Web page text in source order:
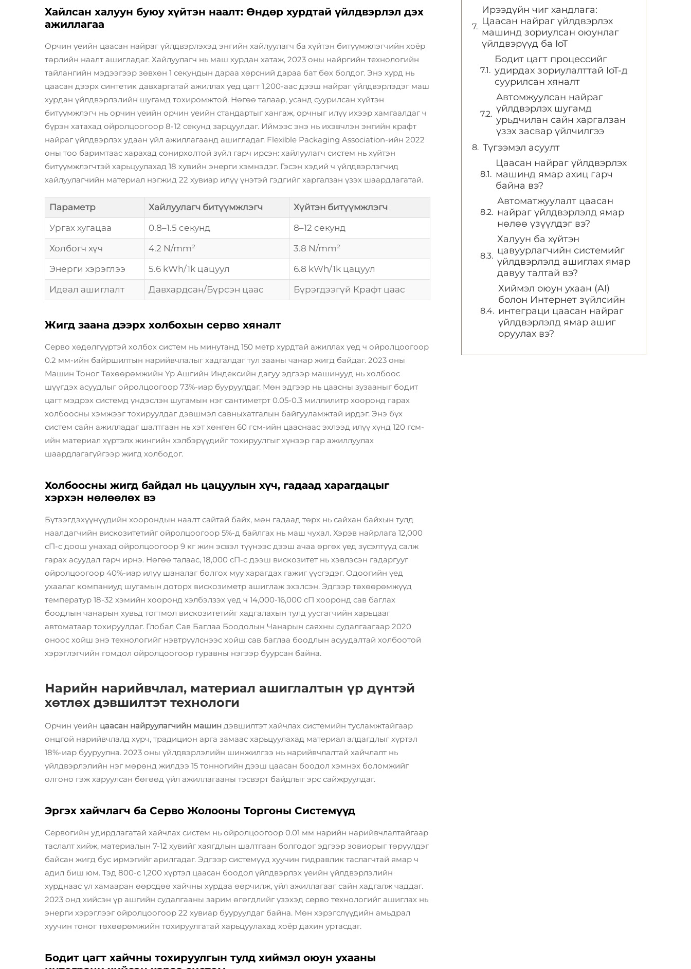
Хайлсан халуун буюу хүйтэн наалт: Өндөр хурдтай үйлдвэрлэл дэх
ажиллагаа
Орчин үеийн цаасан найраг үйлдвэрлэхэд энгийн хайлуулагч ба хүйтэн битүүмжлэгчийн хоёр
төрлийн наалт ашигладаг. Хайлуулагч нь маш хурдан хатаж, 2023 оны найргийн технологийн
тайлангийн мэдээгээр зөвхөн 1 секундын дараа хөрсний дараа бат бөх болдог. Энэ хурд нь
цаасан дээрх синтетик давхаргатай ажиллах үед цагт 1,200-аас дээш найраг үйлдвэрлэдэг маш
хурдан үйлдвэрлэлийн шугамд тохиромжтой. Нөгөө талаар, усанд суурилсан хүйтэн
битүүмжлэгч нь орчин үеийн орчин үеийн стандартыг хангаж, орчныг илүү ихээр хамгаалдаг ч
бүрэн хатахад ойролцоогоор 8-12 секунд зарцуулдаг. Иймээс энэ нь ихэвчлэн энгийн крафт
найраг үйлдвэрлэх удаан үйл ажиллагаанд ашигладаг. Flexible Packaging Association-ийн 2022
оны тоо баримтаас харахад сонирхолтой зүйл гарч ирсэн: хайлуулагч систем нь хүйтэн
битүүмжлэгчтэй харьцуулахад 18 хувийн энерги хэмнэдэг. Гэсэн хэдий ч үйлдвэрлэгчид
хайлуулагчийн материал нэгжид 22 хувиар илүү үнэтэй гэдгийг харгалзан үзэх шаардлагатай.
Параметр Хайлуулагч битүүмжлэгч
Хүйтэн битүүмжлэгч
Ургах хугацаа
0.8–1.5 секунд
8–12 секунд
Холбогч хүч
4.2 N/mm²
3.8 N/mm²
Энерги хэрэглээ
5.6 kWh/1k цацуул
6.8 kWh/1k цацуул
Идеал ашиглалт
Давхардсан/Бүрсэн цаас Бүрэгдээгүй Крафт цаас
Жигд заана дээрх холбохын серво хяналт
Серво хөдөлгүүртэй холбох систем нь минутанд 150 метр хурдтай ажиллах үед ч ойролцоогоор
0.2 мм-ийн байршилтын нарийвчлалыг хадгалдаг тул зааны чанар жигд байдаг. 2023 оны
Машин Тоног Төхөөрөмжийн Үр Ашгийн Индексийн дагуу эдгээр машинууд нь холбоос
шүүгдэх асуудлыг ойролцоогоор 73%-иар бууруулдаг. Мөн эдгээр нь цаасны зузааныг бодит
цагт мэдрэх системд үндэслэн шугамын нэг сантиметрт 0.05-0.3 миллилитр хооронд гарах
холбоосны хэмжээг тохируулдаг дэвшмэл савныхатгалын байгууламжтай ирдэг. Энэ бүх
систем сайн ажилладаг шалтгаан нь хэт хөнгөн 60 гсм-ийн цааснаас эхлээд илүү хүнд 120 гсм-
ийн материал хүртэлх жингийн хэлбэрүүдийг тохируулгыг хүнээр гар ажиллуулах
шаардлагагүйгээр жигд холбодог.
Холбоосны жигд байдал нь цацуулын хүч, гадаад харагдацыг
хэрхэн нөлөөлөх вэ
Бүтээгдэхүүнүүдийн хоорондын наалт сайтай байх, мөн гадаад төрх нь сайхан байхын тулд
наалдагчийн вискозитетийг ойролцоогоор 5%-д байлгах нь маш чухал. Хэрэв найрлага 12,000
сП-с доош унахад ойролцоогоор 9 кг жин эсвэл түүнээс дээш ачаа өргөх үед зүсэлтүүд салж
гарах асуудал гарч ирнэ. Нөгөө талаас, 18,000 сП-с дээш вискозитет нь хэвлэсэн гадаргууг
ойролцоогоор 40%-иар илүү шаналаг болгох муу харагдах гажиг үүсгэдэг. Одоогийн үед
ухаалаг компаниуд шугамын доторх вискозиметр ашиглаж эхэлсэн. Эдгээр төхөөрөмжүүд
температур 18-32 хэмийн хооронд хэлбэлзэх үед ч 14,000-16,000 сП хооронд сав баглах
боодлын чанарын хувьд тогтмол вискозитетийг хадгалахын тулд уусгагчийн харьцааг
автоматаар тохируулдаг. Глобал Сав Баглаа Боодолын Чанарын саяхны судалгаагаар 2020
оноос хойш энэ технологийг нэвтрүүлснээс хойш сав баглаа боодлын асуудалтай холбоотой
хэрэглэгчийн гомдол ойролцоогоор гуравны нэгээр буурсан байна.
Нарийн нарийвчлал, материал ашиглалтын үр дүнтэй
хөтлөх дэвшилтэт технологи
Орчин үеийн цаасан найруулагчийн машин дэвшилтэт хайчлах системийн тусламжтайгаар
онцгой нарийвчлалд хүрч, традицион арга замаас харьцуулахад материал алдагдлыг хүртэл
18%-иар бууруулна. 2023 оны үйлдвэрлэлийн шинжилгээ нь нарийвчлалтай хайчлалт нь
үйлдвэрлэлийн нэг мөрөнд жилдээ 15 тонногийн дээш цаасан боодол хэмнэх боломжийг
олгоно гэж харуулсан бөгөөд үйл ажиллагааны тэсвэрт байдлыг эрс сайжруулдаг.
Эргэх хайчлагч ба Серво Жолооны Торгоны Системүүд
Сервогийн удирдлагатай хайчлах систем нь ойролцоогоор 0.01 мм нарийн нарийвчлалтайгаар
таслалт хийж, материалын 7-12 хувийг хаягдлын шалтгаан болгодог эдгээр зовиорыг төрүүлдэг
байсан жигд бус ирмэгийг арилгадаг. Эдгээр системүүд хуучин гидравлик таслагчтай ямар ч
адил биш юм. Тэд 800-с 1,200 хүртэл цаасан боодол үйлдвэрлэх үеийн үйлдвэрлэлийн
хурднаас үл хамааран өөрсдөө хайчны хурдаа өөрчилж, үйл ажиллагааг сайн хадгалж чаддаг.
2023 онд хийсэн үр ашгийн судалгааны зарим өгөгдлийг үзэхэд серво технологийг ашиглах нь
энерги хэрэглээг ойролцоогоор 22 хувиар бууруулдаг байна. Мөн хэрэгслүүдийн амьдрал
хуучин тоног төхөөрөмжийн тохируулгатай харьцуулахад хоёр дахин уртасдаг.
Бодит цагт хайчны тохируулгын тулд хиймэл оюун ухааны
Ирээдүйн чиг хандлага:
Цаасан найраг үйлдвэрлэх
машинд зориулсан оюунлаг
үйлдвэрүүд ба IoT
Бодит цагт процессийг
удирдах зориулалттай IoT-д
суурилсан хяналт
Автомжуулсан найраг
үйлдвэрлэх шугамд
урьдчилан сайн харгалзан
үзэх засвар үйлчилгээ
Түгээмэл асуулт
Цаасан найраг үйлдвэрлэх
машинд ямар ахиц гарч
байна вэ?
Автоматжуулалт цаасан
найраг үйлдвэрлэлд ямар
нөлөө үзүүлдэг вэ?
Халуун ба хүйтэн
цавуурлагчийн системийг
үйлдвэрлэлд ашиглах ямар
давуу талтай вэ?
Хиймэл оюун ухаан (AI)
болон Интернет зүйлсийн
интеграци цаасан найраг
үйлдвэрлэлд ямар ашиг
оруулах вэ?